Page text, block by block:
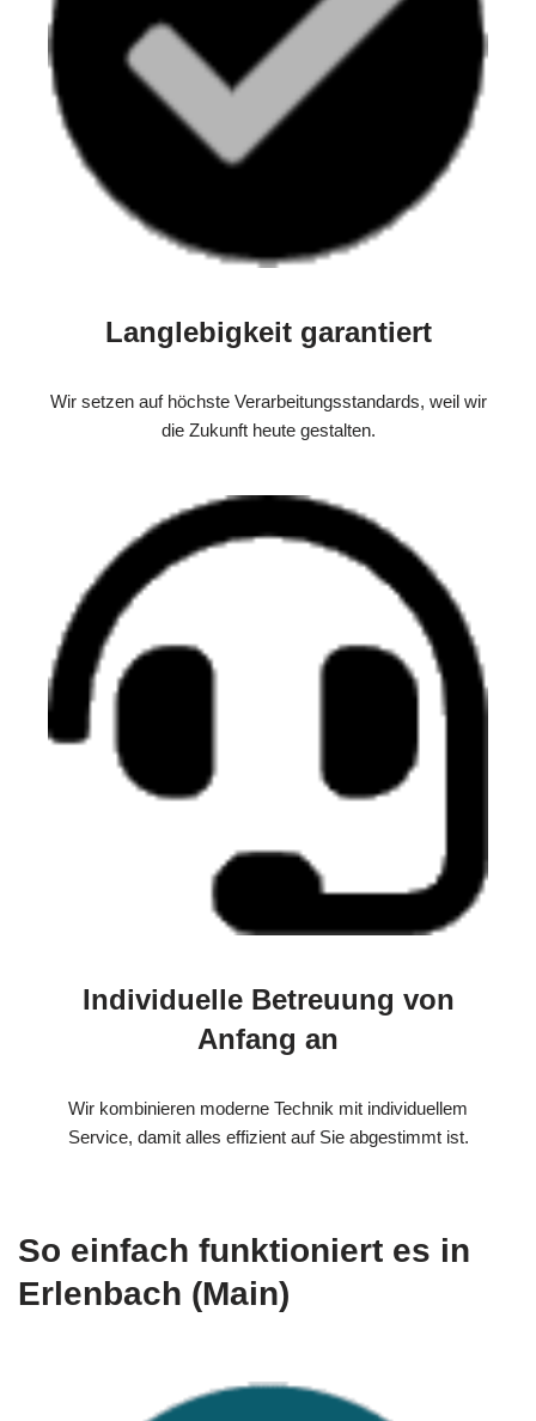
Langlebigkeit garantiert
Wir setzen auf höchste Verarbeitungsstandards, weil wir
die Zukunft heute gestalten.
Individuelle Betreuung von
Anfang an
Wir kombinieren moderne Technik mit individuellem
Service, damit alles effizient auf Sie abgestimmt ist.
So einfach funktioniert es in
Erlenbach (Main)